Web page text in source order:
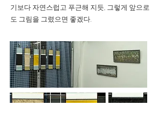
기보다 자연스럽고 푸근해 지듯, 그렇게 앞으로
도 그림을 그렸으면 좋겠다.